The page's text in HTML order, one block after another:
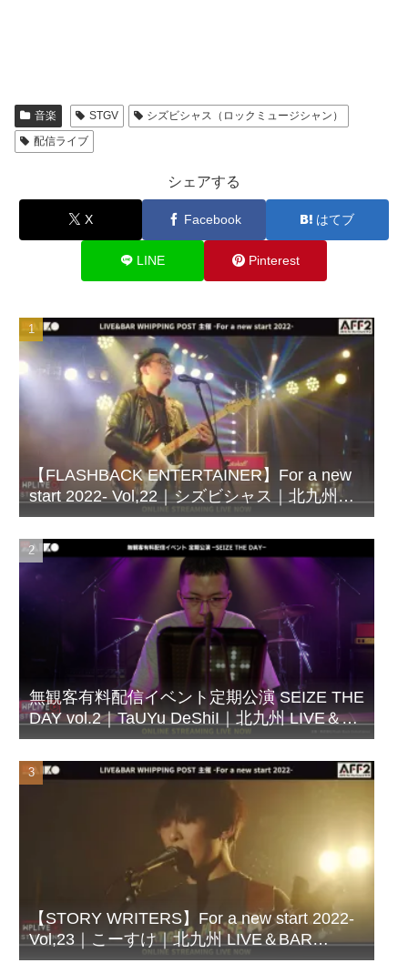
音楽 STGV
シズビシャス（ロックミュージシャン）
配信ライブ
シェアする
X Facebook はてブ
LINE Pinterest
【FLASHBACK ENTERTAINER】For a new
start 2022- Vol,22｜シズビシャス｜北九州
LIVE＆BAR WHIPPING POST
無観客有料配信イベント定期公演 SEIZE THE
DAY vol.2｜TaUYu DeShiI｜北九州 LIVE＆
BAR WHIPPING POST
【STORY WRITERS】For a new start 2022-
Vol,23｜こーすけ｜北九州 LIVE＆BAR
WHIPPING POST